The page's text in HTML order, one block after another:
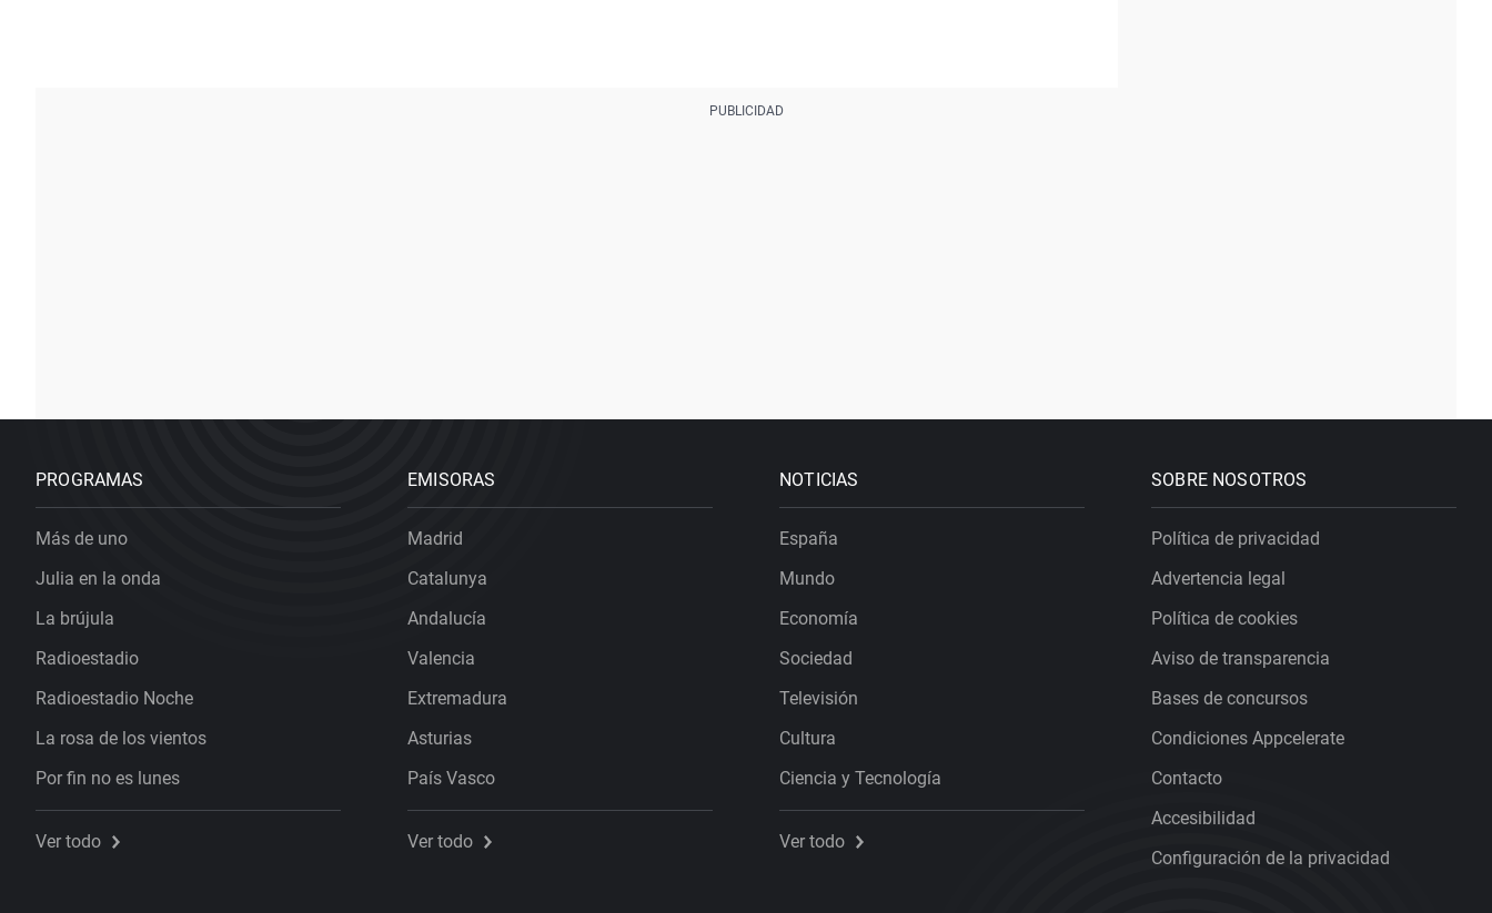
PROGRAMAS
Más de uno
Julia en la onda
La brújula
Radioestadio
Radioestadio Noche
La rosa de los vientos
Por fin no es lunes
Ver todo
EMISORAS
Madrid
Catalunya
Andalucía
Valencia
Extremadura
Asturias
País Vasco
Ver todo
NOTICIAS
España
Mundo
Economía
Sociedad
Televisión
Cultura
Ciencia y Tecnología
Ver todo
SOBRE NOSOTROS
Política de privacidad
Advertencia legal
Política de cookies
Aviso de transparencia
Bases de concursos
Condiciones Appcelerate
Contacto
Accesibilidad
Configuración de la privacidad